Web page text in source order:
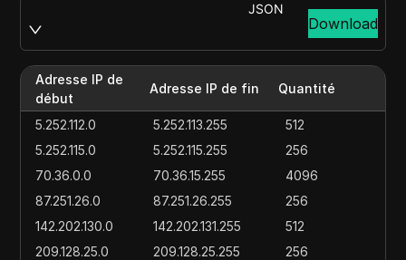
JSON
Download
Adresse IP de
début
Adresse IP de fin Quantité
5.252.112.0 5.252.113.255
512
5.252.115.0
5.252.115.255
256
70.36.0.0
70.36.15.255
4096
87.251.26.0
87.251.26.255
256
142.202.130.0
142.202.131.255
512
209.128.25.0
209.128.25.255 256